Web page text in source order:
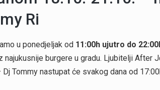
Ri
u ponedjeljak od 11:00h ujutro do
najukusnije burgere u gradu. Ljubitelji After
Dj Tommy nastupat će svakog dana od